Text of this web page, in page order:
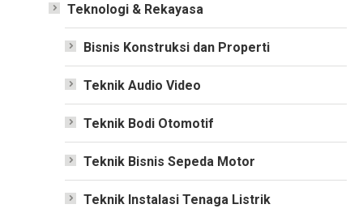
Teknologi & Rekayasa
Bisnis Konstruksi dan Properti
Teknik Audio Video
Teknik Bodi Otomotif
Teknik Bisnis Sepeda Motor
Teknik Instalasi Tenaga Listrik